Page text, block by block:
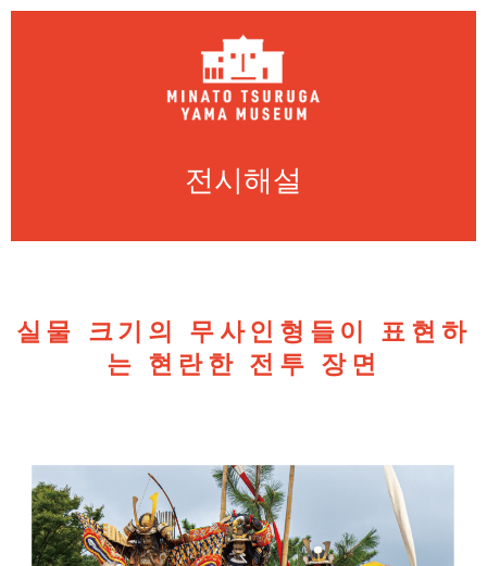
전시해설
실물 크기의 무사인형들이 표현하
는 현란한 전투 장면